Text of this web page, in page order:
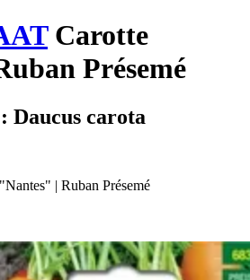
Carotte
Présemé
Daucus carota
| Ruban Présemé